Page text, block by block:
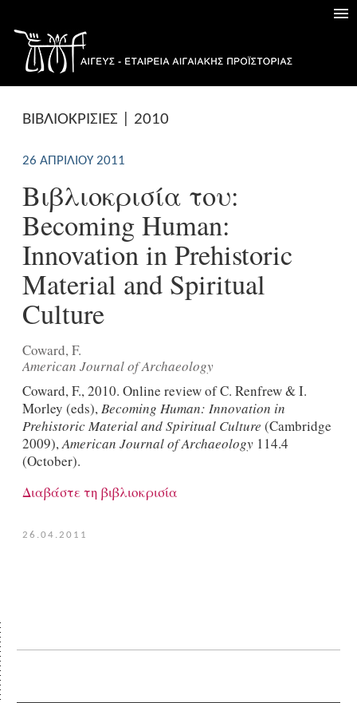
ΒΙΒΛΙΟΚΡΙΣΙΕΣ | 2010
26 ΑΠΡΙΛΊΟΥ 2011
Βιβλιοκρισία του:
Becoming Human:
Innovation in Prehistoric
Material and Spiritual
Culture
Coward, F.
American Journal of Archaeology
Coward, F., 2010. Online review of C. Renfrew & I.
Morley (eds),Becoming Human: Innovation in
Prehistoric Material and Spiritual Culture (Cambridge
2009),American Journal of Archaeology114.4
(October).
Διαβάστε τη βιβλιοκρισία
26.04.2011